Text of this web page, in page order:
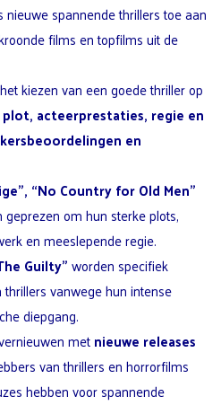
spannende thrillers toe aan
films en topfilms uit de
kiezen van een goede thriller op
acteerprestaties, regie en
en
“No Country for Old Men”
geprezen om hun sterke plots,
en meeslepende regie.
Guilty”worden specifiek
vanwege hun intense
diepgang.
metnieuwe releases
van thrillers en horrorfilms
hebben voor spannende